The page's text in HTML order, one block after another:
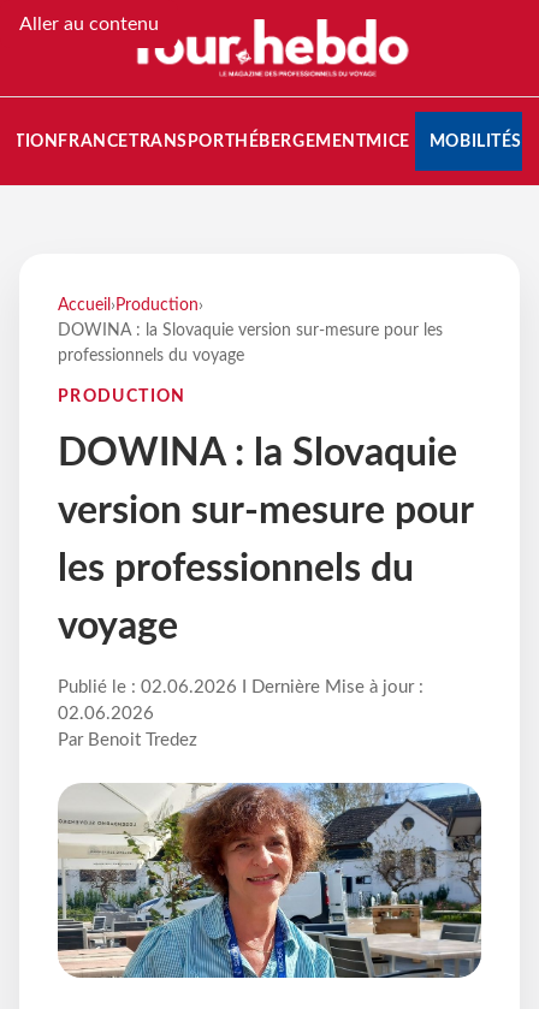
Aller au contenu
FRANCETRANSPORT HÉBERGEMENTMICE MOBILITÉS
Accueil › Production›
DOWINA : la Slovaquie version sur-mesure pour les
professionnels du voyage
PRODUCTION
DOWINA : la Slovaquie
version sur-mesure pour
les professionnels du
voyage
Publié le : 02.06.2026 I Dernière Mise à jour :
02.06.2026
Par Benoit Tredez